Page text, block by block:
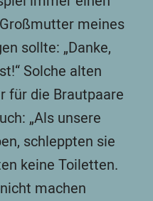
meines
sollte: „Danke,
Solche alten
für die Brautpaare
„Als unsere
schleppten sie
keine Toiletten.
machen